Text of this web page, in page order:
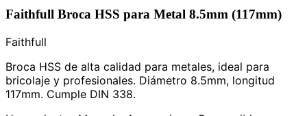
Faithfull Broca HSS para Metal 8.5mm (117mm)
Faithfull
Broca HSS de alta calidad para metales, ideal para
bricolaje y profesionales. Diámetro 8.5mm, longitud
117mm. Cumple DIN 338.